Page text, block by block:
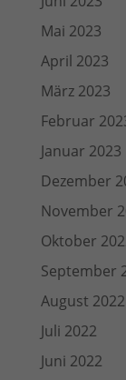
Mai 2023
April 2023
März 2023
Februar
Januar 2023
Dezember
November
Oktober
September
August 2022
Juli 2022
Juni 2022